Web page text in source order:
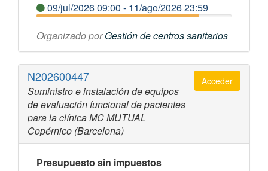
09/jul/2026 09:00 - 11/ago/2026 23:59
Organizado por Gestión de centros sanitarios
N202600447
Suministro e instalación de equipos
de evaluación funcional de pacientes
para la clínica MC MUTUAL
Copérnico (Barcelona)
Acceder
Presupuesto sin impuestos